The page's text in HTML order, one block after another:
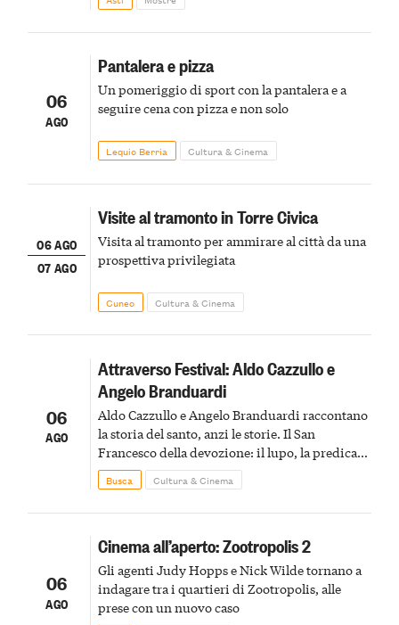
06
AGO
Pantalera e pizza
Un pomeriggio di sport con la pantalera e a
seguire cena con pizza e non solo
Lequio Berria Cultura & Cinema
06 AGO
07 AGO
Visite al tramonto in Torre Civica
Visita al tramonto per ammirare al città da una
prospettiva privilegiata
Cuneo Cultura & Cinema
06
AGO
Attraverso Festival: Aldo Cazzullo e
Angelo Branduardi
Aldo Cazzullo e Angelo Branduardi raccontano
la storia del santo, anzi le storie. Il San
Francesco della devozione: il lupo, la predica
agli uccelli, le stimmate
Busca Cultura & Cinema
06
AGO
Cinema all’aperto: Zootropolis 2
Gli agenti Judy Hopps e Nick Wilde tornano a
indagare tra i quartieri di Zootropolis, alle
prese con un nuovo caso